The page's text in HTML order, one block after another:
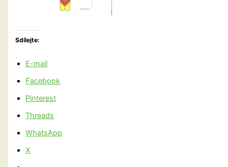
Sdílejte:
E-mail
Facebook
Pinterest
Threads
WhatsApp
X